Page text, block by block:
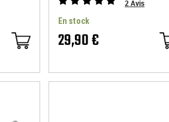
2Avis
En stock
29,90 €